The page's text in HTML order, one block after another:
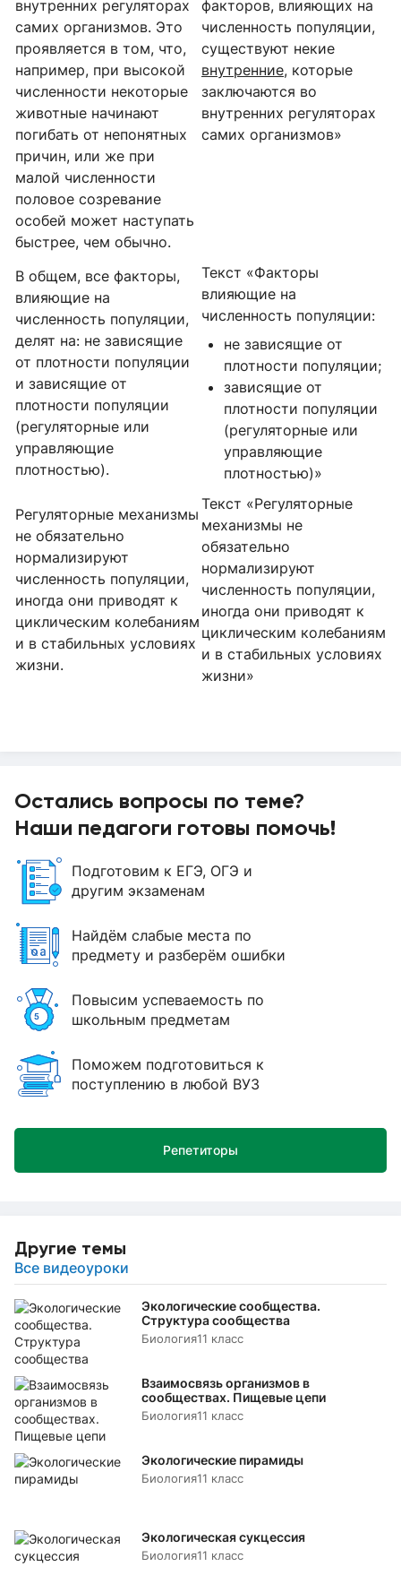
Другие темы
Все видеоуроки
Экологические сообщества.
Структура сообщества
Биология11 класс
Взаимосвязь организмов в
сообществах. Пищевые цепи
Биология11 класс
Экологические пирамиды
Биология11 класс
Экологическая сукцессия
Биология11 класс
внутренних регуляторах
самих организмов. Это
проявляется в том, что,
например, при высокой
численности некоторые
животные начинают
погибать от непонятных
причин, или же при
малой численности
половое созревание
особей может наступать
быстрее, чем обычно.
факторов, влияющих на
численность популяции,
существуют некие
внутренние, которые
заключаются во
внутренних регуляторах
самих организмов»
В общем, все факторы,
влияющие на
численность популяции,
делят на: не зависящие
от плотности популяции
и зависящие от
плотности популяции
(регуляторные или
управляющие
плотностью).
Текст «Факторы
влияющие на
численность популяции:
не зависящие от
плотности популяции;
зависящие от
плотности популяции
(регуляторные или
управляющие
плотностью)»
Регуляторные механизмы
не обязательно
нормализируют
численность популяции,
иногда они приводят к
циклическим колебаниям
и в стабильных условиях
жизни.
Текст «Регуляторные
механизмы не
обязательно
нормализируют
численность популяции,
иногда они приводят к
циклическим колебаниям
и в стабильных условиях
жизни»
Остались вопросы по теме?
Наши педагоги готовы помочь!
Подготовим к ЕГЭ, ОГЭ и
другим экзаменам
Найдём слабые места по
предмету и разберём ошибки
Повысим успеваемость по
школьным предметам
Поможем подготовиться к
поступлению в любой ВУЗ
Репетиторы